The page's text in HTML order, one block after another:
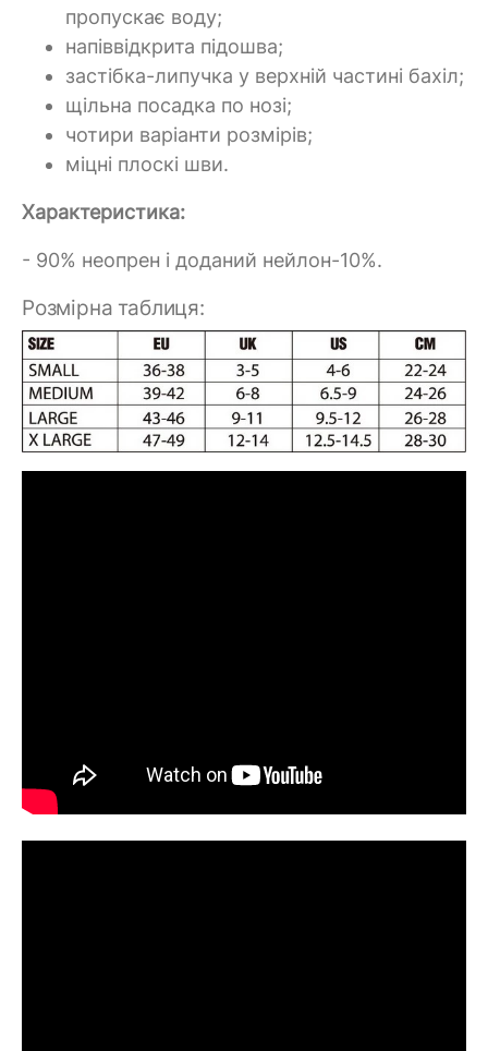
пропускає воду;
напіввідкрита підошва;
застібка-липучка у верхній частині бахіл;
щільна посадка по нозі;
чотири варіанти розмірів;
міцні плоскі шви.
Характеристика:
- 90% неопрен і доданий нейлон-10%.
Розмірна таблиця: